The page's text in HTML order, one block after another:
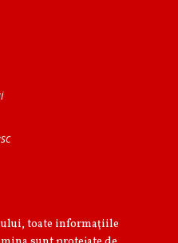
toate informaţiile